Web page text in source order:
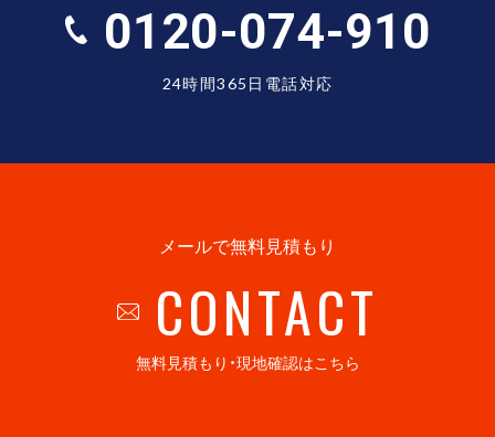
0120-074-910
24時間365日電話対応
メールで無料見積もり
CONTACT
無料見積もり・現地確認はこちら